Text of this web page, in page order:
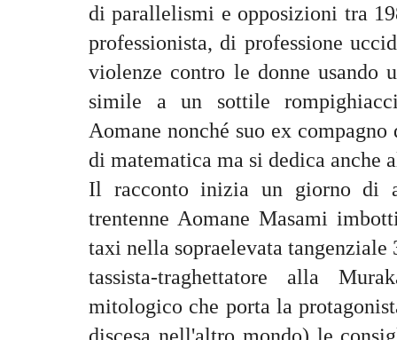
di parallelismi e opposizioni tra
professionista, di professione
violenze contro le donne usando
simile a un sottile
Aomane nonché suo ex
di matematica ma si dedica anche
Il racconto inizia un giorno di
trentenne Aomane Masami
taxi nella sopraelevata
tassista-traghettatore alla
mitologico che porta la
discesa nell'altro mondo) le